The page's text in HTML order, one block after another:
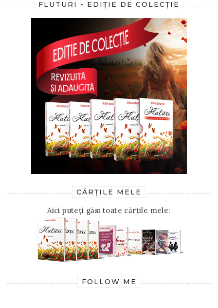
FLUTURI - EDIȚIE DE COLECȚIE
CĂRȚILE MELE
Aici puteți găsi toate cărțile mele:
FOLLOW ME